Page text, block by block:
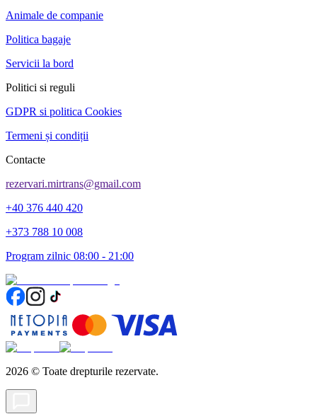
Animale de companie
Politica bagaje
Servicii la bord
Politici si reguli
GDPR si politica Cookies
Termeni și condiții
Contacte
rezervari.mirtrans@gmail.com
+40 376 440 420
+373 788 10 008
Program zilnic 08:00 - 21:00
2026 © Toate drepturile rezervate.